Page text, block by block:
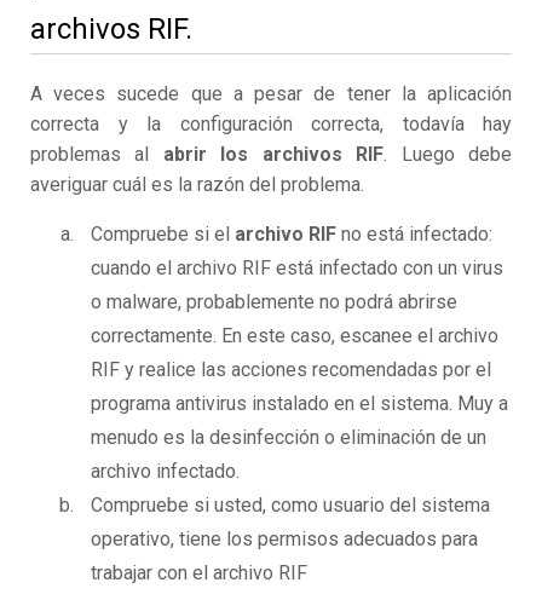
archivos RIF.
A veces sucede que a pesar de tener la aplicación
correcta y la configuración correcta, todavía hay
problemas al abrir los archivos RIF. Luego debe
averiguar cuál es la razón del problema.
Compruebe si el archivo RIF no está infectado:
cuando el archivo RIF está infectado con un virus
o malware, probablemente no podrá abrirse
correctamente. En este caso, escanee el archivo
RIF y realice las acciones recomendadas por el
programa antivirus instalado en el sistema. Muy a
menudo es la desinfección o eliminación de un
archivo infectado.
Compruebe si usted, como usuario del sistema
operativo, tiene los permisos adecuados para
trabajar con el archivo RIF